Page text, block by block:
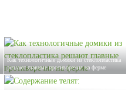
Как технологичные домики из стеклопластика
решают главные противоречия на ферме